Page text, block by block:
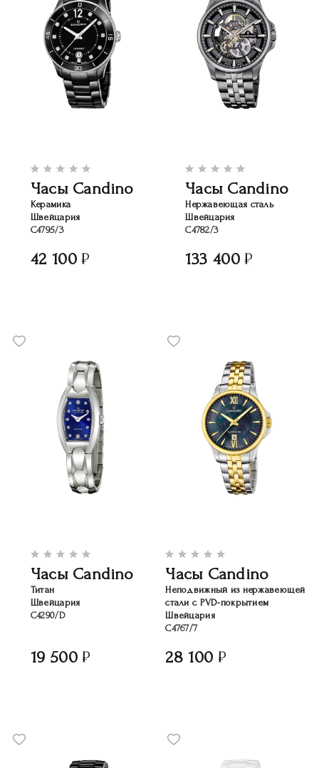
Часы Candino
Керамика
Швейцария
C4795/3
42 100
Часы Candino
Нержавеющая сталь
Швейцария
C4782/3
133 400
Часы Candino
Титан
Швейцария
C4290/D
19 500
Часы Candino
Неподвижный из нержавеющей
стали с PVD-покрытием
Швейцария
C4767/7
28 100